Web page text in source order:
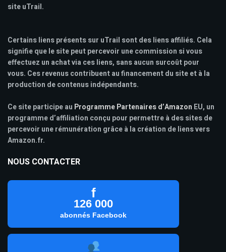
site uTrail.
Certains liens présents sur uTrail sont des liens affiliés. Cela
signifie que le site peut percevoir une commission si vous
effectuez un achat via ces liens, sans aucun surcoût pour
vous. Ces revenus contribuent au financement du site et à la
production de contenus indépendants.
Ce site participe au Programme Partenaires d’Amazon EU, un
programme d’affiliation conçu pour permettre à des sites de
percevoir une rémunération grâce à la création de liens vers
Amazon.fr.
NOUS CONTACTER
f
126 000
abonnés Facebook